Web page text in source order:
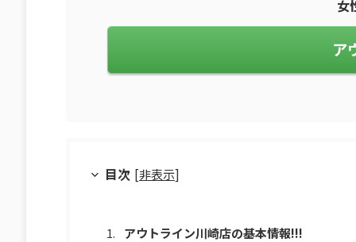
女
ア
目次 [非表示]
アウトライン川崎店の基本情報!!!